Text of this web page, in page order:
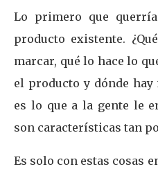
Lo primero que
producto existente.
marcar, qué lo hace lo
el producto y dónde hay
es lo que a la gente le
son características tan
Es solo con estas cosas